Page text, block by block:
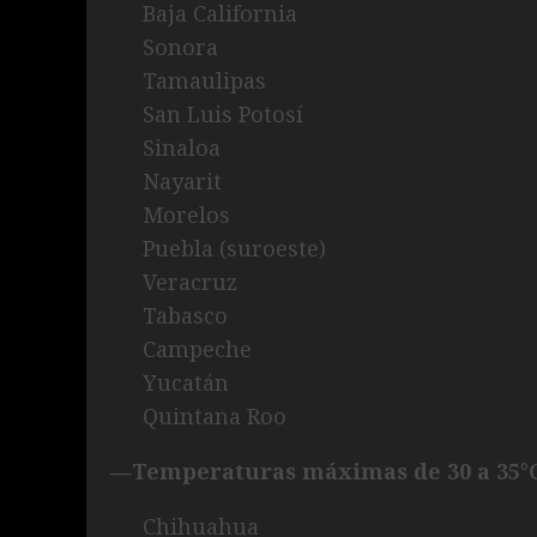
Baja California
Sonora
Tamaulipas
San Luis Potosí
Sinaloa
Nayarit
Morelos
Puebla (suroeste)
Veracruz
Tabasco
Campeche
Yucatán
Quintana Roo
—Temperaturas máximas de 30 a
Chihuahua